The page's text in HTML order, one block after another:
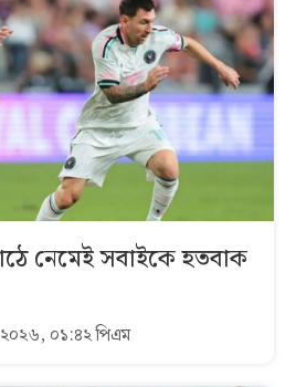
নেমেই সবাইকে হতবাক
০১:৪২ পিএম